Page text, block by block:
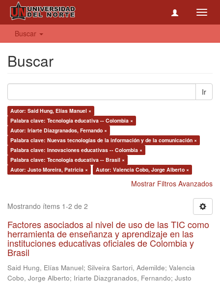
Buscar
Buscar
Ir
Autor: Said Hung, Elías Manuel ×
Palabra clave: Tecnología educativa -- Colombia ×
Autor: Iriarte Diazgranados, Fernando ×
Palabra clave: Nuevas tecnologías de la información y de la comunicación ×
Palabra clave: Innovaciones educativas -- Colombia ×
Palabra clave: Tecnología educativa -- Brasil ×
Autor: Justo Moreira, Patricia ×
Autor: Valencia Cobo, Jorge Alberto ×
Mostrar Filtros Avanzados
Mostrando ítems 1-2 de 2
Factores asociados al nivel de uso de las TIC como
herramienta de enseñanza y aprendizaje en las
instituciones educativas oficiales de Colombia y
Brasil
Said Hung, Elías Manuel; Silveira Sartori, Ademilde; Valencia
Cobo, Jorge Alberto; Iriarte Diazgranados, Fernando; Justo